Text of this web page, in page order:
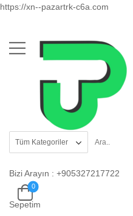
https://xn--pazartrk-c6a.com
Bizi Arayın : +905327217722
Sepetim
0